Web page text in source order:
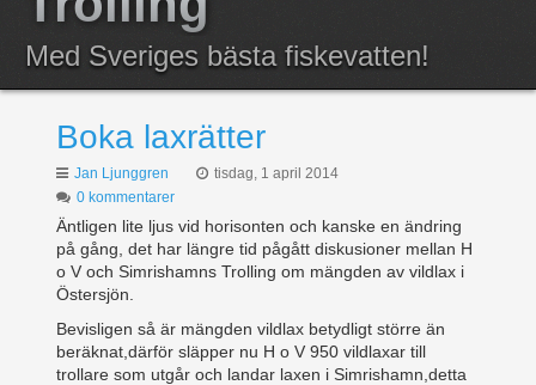
Med Sveriges bästa fiskevatten!
Resultat
Boka laxrätter
Jan Ljunggren
tisdag, 1 april 2014
0 kommentarer
Äntligen lite ljus vid horisonten och kanske en ändring
på gång, det har längre tid pågått diskusioner mellan H
o V och Simrishamns Trolling om mängden av vildlax i
Östersjön.
Bevisligen så är mängden vildlax betydligt större än
beräknat,därför släpper nu H o V 950 vildlaxar till
trollare som utgår och landar laxen i Simrishamn,detta